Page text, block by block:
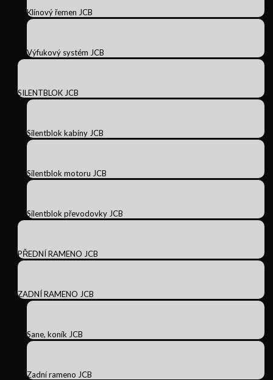
Klínový řemen JCB
Výfukový systém JCB
SILENTBLOK JCB
Silentblok kabíny JCB
Silentblok motoru JCB
Silentblok převodovky JCB
PŘEDNÍ RAMENO JCB
ZADNÍ RAMENO JCB
Sane, koník JCB
Zadní rameno JCB